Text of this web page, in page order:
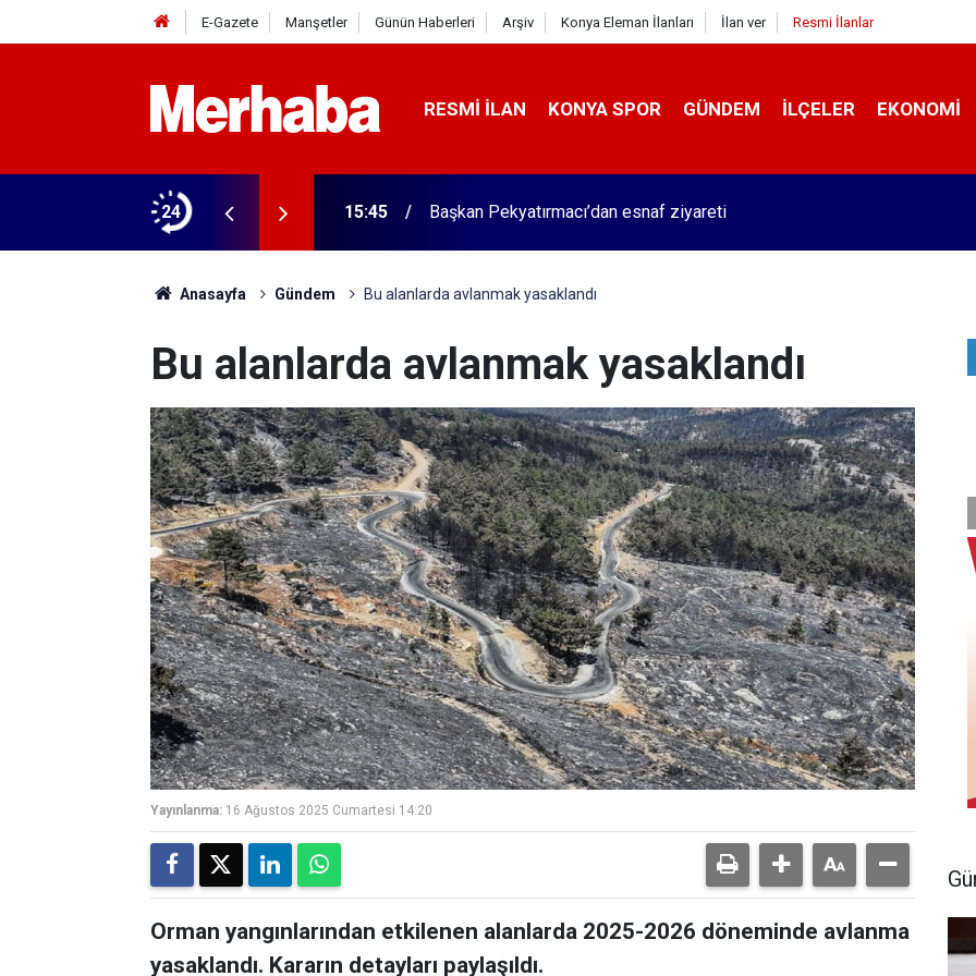
E-Gazete Manşetler Günün Haberleri Arşiv Konya Eleman İlanları İlan ver Resmi İlanlar
RESMI İLAN KONYA SPOR GÜNDEM İLÇELER EKONOMI
24
Kampüsü'ne ziyaret 15:45 Başkan Pekyatırmacı’dan esnaf ziyareti
Anasayfa Gündem Bu alanlarda avlanmak yasaklandı
Bu alanlarda avlanmak yasaklandı
Yayınlanma: 16 Ağustos 2025 Cumartesi 14:20
Orman yangınlarından etkilenen alanlarda 2025-2026 döneminde avlanma
yasaklandı. Kararın detayları paylaşıldı.